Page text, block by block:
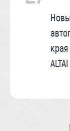
ALTAI